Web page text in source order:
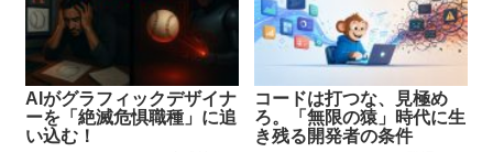
AIがグラフィックデザイナ
ーを「絶滅危惧職種」に追
い込む！
コードは打つな、見極め
ろ。「無限の猿」時代に生
き残る開発者の条件